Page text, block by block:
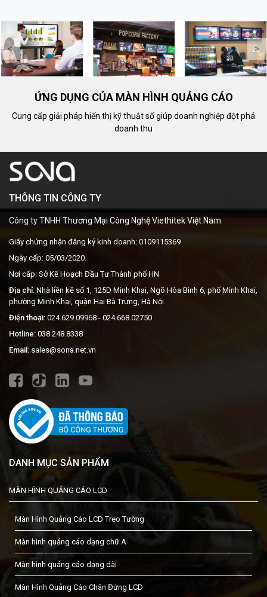
nguyên nhân, các cách tự khắc
phục hiệu quả và khi nào cần
đến dịch vụ sửa chữa màn hình
tương tác chuyên nghiệp tại
Sona.net.vn để khôi phục hiển
cách tự khắc phục hiệu quả và
khi nào cần đến dịch vụ sửa
chữa màn hình tương tác
chuyên nghiệp tại Sona.net.vn
để khôi phục trải nghiệm mượt
< >
ỨNG DỤNG CỦA MÀN HÌNH QUẢNG CÁO
Cung cấp giải pháp hiển thị kỹ thuật số giúp doanh nghiệp đột phá
doanh thu
THÔNG TIN CÔNG TY
Công ty TNHH Thương Mại Công Nghệ Viethitek Việt Nam
Giấy chứng nhận đăng ký kinh doanh: 0109115369
Ngày cấp: 05/03/2020.
Nơi cấp: Sở Kế Hoạch Đầu Tư Thành phố HN
Địa chỉ: Nhà liền kề số 1, 125D Minh Khai, Ngõ Hòa Bình 6, phố Minh Khai,
phường Minh Khai, quận Hai Bà Trưng, Hà Nội
Điện thoại: 024.629.09968 - 024.668.02750
Hotline: 038.248.8338
Email: sales@sona.net.vn
DANH MỤC SẢN PHẨM
MÀN HÌNH QUẢNG CÁO LCD
Màn Hình Quảng Cáo LCD Treo Tường
Màn hình quảng cáo dạng chữ A
Màn hình quảng cáo dạng dài
Màn Hình Quảng Cáo Chân Đứng LCD